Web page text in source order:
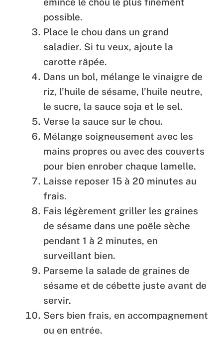
possible.
Place le chou dans un grand
saladier. Si tu veux, ajoute la
carotte râpée.
Dans un bol, mélange le vinaigre de
riz, l’huile de sésame, l’huile neutre,
le sucre, la sauce soja et le sel.
Verse la sauce sur le chou.
Mélange soigneusement avec les
mains propres ou avec des couverts
pour bien enrober chaque lamelle.
Laisse reposer 15 à 20 minutes au
frais.
Fais légèrement griller les graines
de sésame dans une poêle sèche
pendant 1 à 2 minutes, en
surveillant bien.
Parseme la salade de graines de
sésame et de cébette juste avant de
servir.
Sers bien frais, en accompagnement
ou en entrée.